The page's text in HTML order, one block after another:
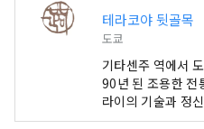
테라코야 뒷골목
도쿄
기타센주 역에서
90년 된 조용한 전
라이의 기술과 정
울여 보세요. 조상